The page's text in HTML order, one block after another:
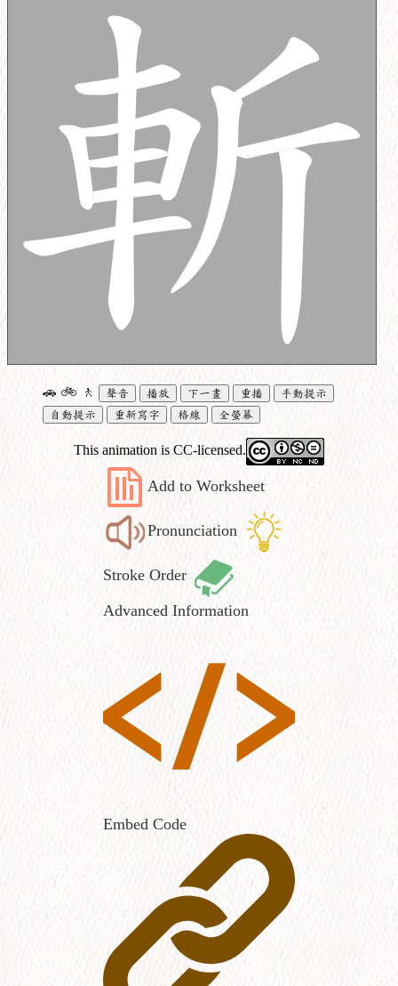
🚗 🚲 🚶 聲音 播放 下一畫 重播
手動提示
自動提示
重新寫字 格線 全螢幕
This animation is CC-licensed.
Add to Worksheet
Pronunciation
Stroke Order
Advanced Information
Embed Code